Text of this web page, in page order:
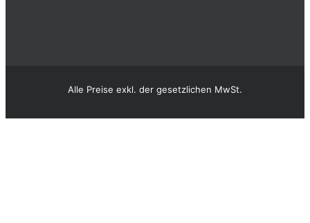
Alle Preise exkl. der gesetzlichen MwSt.